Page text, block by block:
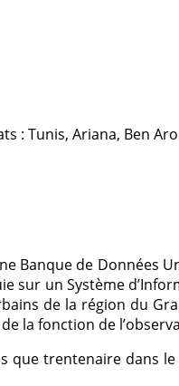
: Tunis, Ariana, Ben
Banque de Données
sur un Système
de la région du
la fonction de
que trentenaire dans